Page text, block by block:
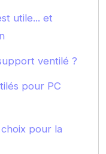
utile... et
ventilé ?
pour PC
pour la